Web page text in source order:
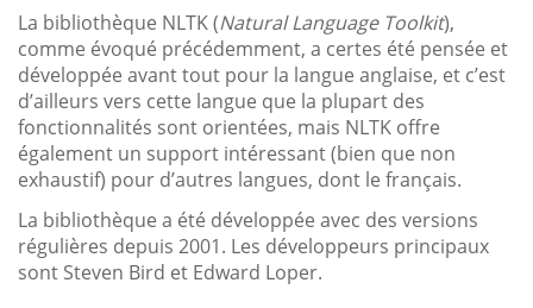
La bibliothèque NLTK (Natural Language Toolkit),
comme évoqué précédemment, a certes été pensée et
développée avant tout pour la langue anglaise, et c’est
d’ailleurs vers cette langue que la plupart des
fonctionnalités sont orientées, mais NLTK offre
également un support intéressant (bien que non
exhaustif) pour d’autres langues, dont le français.
La bibliothèque a été développée avec des versions
régulières depuis 2001. Les développeurs principaux
sont Steven Bird et Edward Loper.